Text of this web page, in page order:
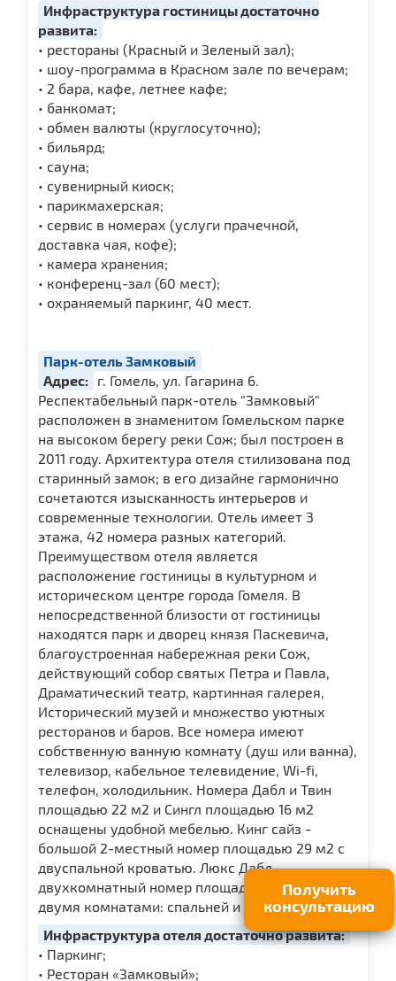
Получить
консультацию
Инфраструктура гостиницы достаточно
развита:
• рестораны (Красный и Зеленый зал);
• шоу-программа в Красном зале по вечерам;
• 2 бара, кафе, летнее кафе;
• банкомат;
• обмен валюты (круглосуточно);
• бильярд;
• сауна;
• сувенирный киоск;
• парикмахерская;
• сервис в номерах (услуги прачечной,
доставка чая, кофе);
• камера хранения;
• конференц-зал (60 мест);
• охраняемый паркинг, 40 мест.
Парк-отель Замковый
Адрес:
г. Гомель, ул. Гагарина 6.
Респектабельный парк-отель "Замковый"
расположен в знаменитом Гомельском парке
на высоком берегу реки Сож; был построен в
2011 году. Архитектура отеля стилизована под
старинный замок; в его дизайне гармонично
сочетаются изысканность интерьеров и
современные технологии. Отель имеет 3
этажа, 42 номера разных категорий.
Преимуществом отеля является
расположение гостиницы в культурном и
историческом центре города Гомеля. В
непосредственной близости от гостиницы
находятся парк и дворец князя Паскевича,
благоустроенная набережная реки Сож,
действующий собор святых Петра и Павла,
Драматический театр, картинная галерея,
Исторический музей и множество уютных
ресторанов и баров. Все номера имеют
собственную ванную комнату (душ или ванна),
телевизор, кабельное телевидение, Wi-fi,
телефон, холодильник. Номера Дабл и Твин
площадью 22 м2 и Сингл площадью 16 м2
оснащены удобной мебелью. Кинг сайз -
большой 2-местный номер площадью 29 м2 с
двуспальной кроватью. Люкс Дабл -
двухкомнатный номер площадью 35м2 с
двумя комнатами: спальней и гостиной.
Инфраструктура отеля достаточно развита:
• Паркинг;
• Ресторан «Замковый»;